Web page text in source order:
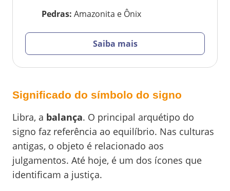
Pedras: Amazonita e Ônix
Saiba mais
Significado do símbolo do signo
Libra, a balança. O principal arquétipo do
signo faz referência ao equilíbrio. Nas culturas
antigas, o objeto é relacionado aos
julgamentos. Até hoje, é um dos ícones que
identificam a justiça.